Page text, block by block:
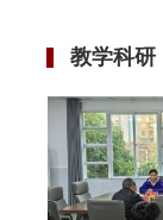
教学科研